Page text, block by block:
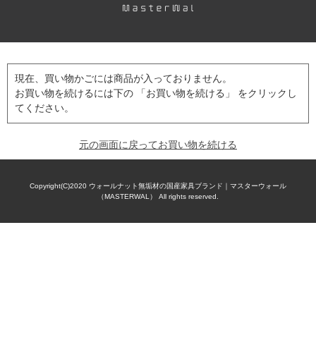
現在、買い物かごには商品が入っておりません。
お買い物を続けるには下の 「お買い物を続ける」 をクリックし
てください。
元の画面に戻ってお買い物を続ける
Copyright(C)2020 ウォールナット無垢材の国産家具ブランド｜マスターウォール
（MASTERWAL） All rights reserved.